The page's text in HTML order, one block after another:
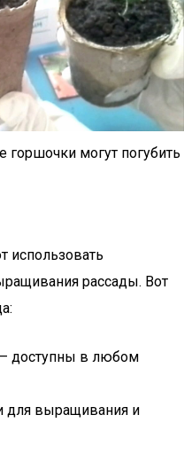
могут погубить
использовать
рассады. Вот
доступны в любом
для выращивания и